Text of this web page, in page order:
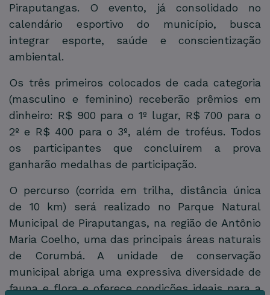
Piraputangas. O evento, já consolidado no
calendário esportivo do município, busca
integrar esporte, saúde e conscientização
ambiental.
Os três primeiros colocados de cada categoria
(masculino e feminino) receberão prêmios em
dinheiro: R$ 900 para o 1º lugar, R$ 700 para o
2º e R$ 400 para o 3º, além de troféus. Todos
os participantes que concluírem a prova
ganharão medalhas de participação.
O percurso (corrida em trilha, distância única
de 10 km) será realizado no Parque Natural
Municipal de Piraputangas, na região de Antônio
Maria Coelho, uma das principais áreas naturais
de Corumbá. A unidade de conservação
municipal abriga uma expressiva diversidade de
fauna e flora e oferece condições ideais para a